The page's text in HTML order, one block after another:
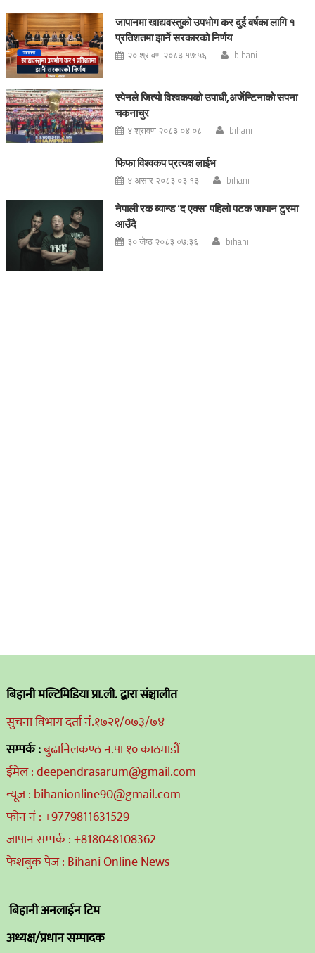
जापानमा खाद्यवस्तुको उपभोग कर दुई वर्षका लागि १
प्रतिशतमा झार्ने सरकारको निर्णय
२० श्रावण २०८३ १७:५६ bihani
स्पेनले जित्यो विश्वकपको उपाधी,अर्जेन्टिनाको सपना
चकनाचुर
४ श्रावण २०८३ ०४:०८ bihani
फिफा विश्वकप प्रत्यक्ष लाईभ
४ असार २०८३ ०३:१३ bihani
नेपाली रक ब्यान्ड ‘द एक्स’ पहिलो पटक जापान टुरमा
आउँदै
३० जेष्ठ २०८३ ०७:३६ bihani
बिहानी मल्टिमिडिया प्रा.ली. द्वारा संञ्चालीत
सुचना विभाग दर्ता नं.१७२१/०७३/७४
सम्पर्क :बुढानिलकण्ठ न.पा १० काठमाडौं
ईमेल : deependrasarum@gmail.com
न्यूज : bihanionline90@gmail.com
फोन नं : +9779811631529
जापान सम्पर्क : +818048108362
फेशबुक पेज : Bihani Online News
बिहानी अनलाईन टिम
अध्यक्ष/प्रधान सम्पादक